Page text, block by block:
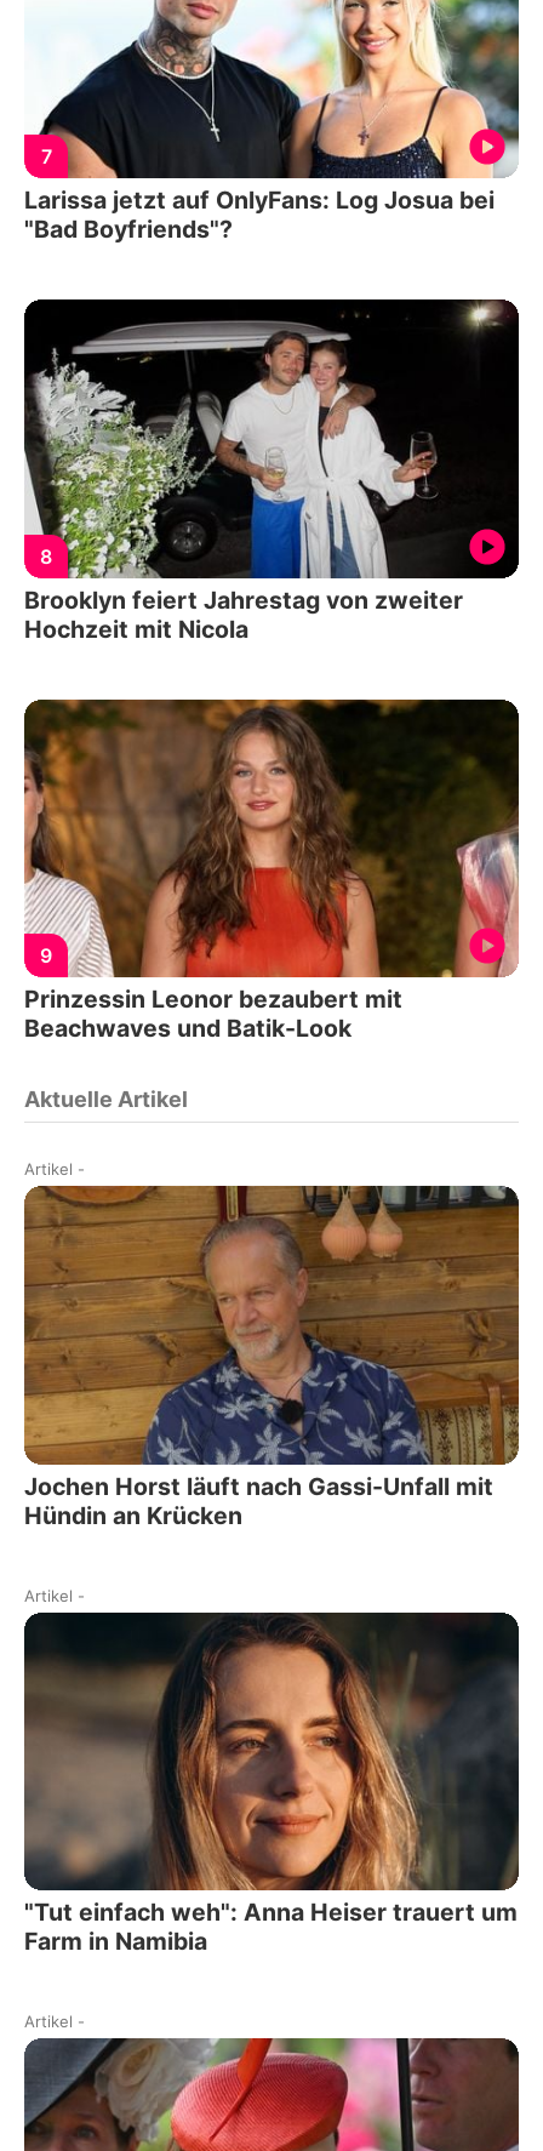
7
Larissa jetzt auf OnlyFans: Log Josua bei
"Bad Boyfriends"?
8
Brooklyn feiert Jahrestag von zweiter
Hochzeit mit Nicola
9
Prinzessin Leonor bezaubert mit
Beachwaves und Batik-Look
Aktuelle Artikel
Artikel -
Jochen Horst läuft nach Gassi-Unfall mit
Hündin an Krücken
Artikel -
"Tut einfach weh": Anna Heiser trauert um
Farm in Namibia
Artikel -